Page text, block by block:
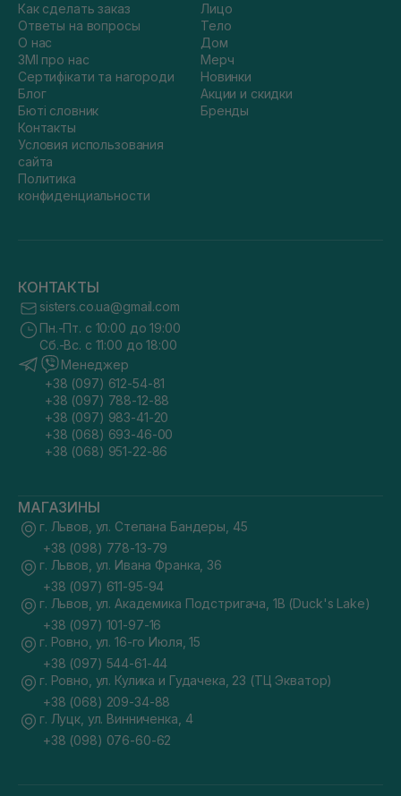
Как сделать заказ
Ответы на вопросы
О нас
ЗМІ про нас
Сертифікати та нагороди
Блог
Бюті словник
Контакты
Условия использования
сайта
Политика
конфиденциальности
Лицо
Тело
Дом
Мерч
Новинки
Акции и скидки
Бренды
КОНТАКТЫ
sisters.co.ua@gmail.com
Пн.-Пт. с 10:00 до 19:00
Сб.-Вс. с 11:00 до 18:00
Менеджер
+38 (097) 612-54-81
+38 (097) 788-12-88
+38 (097) 983-41-20
+38 (068) 693-46-00
+38 (068) 951-22-86
МАГАЗИНЫ
г. Львов, ул. Степана Бандеры, 45
+38 (098) 778-13-79
г. Львов, ул. Ивана Франка, 36
+38 (097) 611-95-94
г. Львов, ул. Академика Подстригача, 1В (Duck's Lake)
+38 (097) 101-97-16
г. Ровно, ул. 16-го Июля, 15
+38 (097) 544-61-44
г. Ровно, ул. Кулика и Гудачека, 23 (ТЦ Экватор)
+38 (068) 209-34-88
г. Луцк, ул. Винниченка, 4
+38 (098) 076-60-62